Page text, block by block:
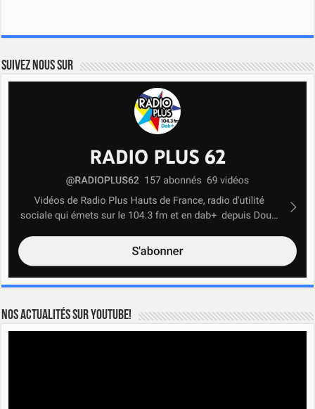
Suivez nous sur
Nos actualités sur YOUTUBE!